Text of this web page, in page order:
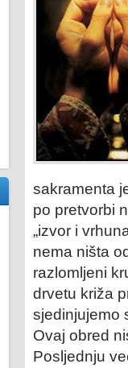
sakramenta
po pretvorbi
„izvor i
nema ništa
razlomljeni
drvetu križa
sjedinjujemo
Ovaj obred
Posljednju